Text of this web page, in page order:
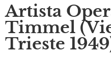
Artista
Timmel
Trieste